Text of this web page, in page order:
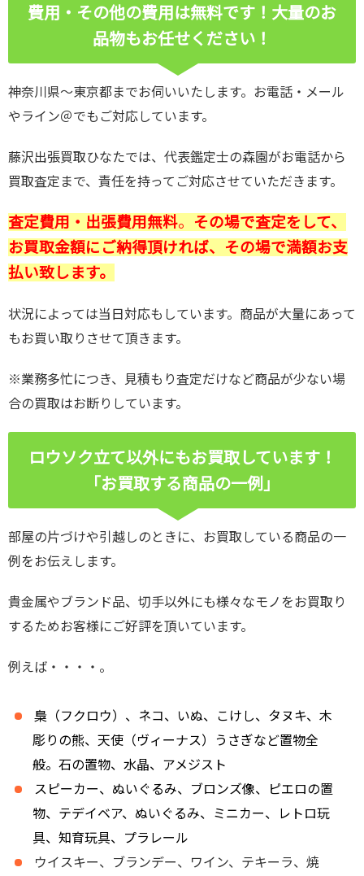
費用・その他の費用は無料です！ 大量のお
品物もお任せください！
神奈川県～東京都までお伺いいたします。お電話・メール
やライン＠でもご対応しています。
藤沢出張買取ひなたでは、代表鑑定士の森園がお電話から
買取査定まで、責任を持ってご対応させていただきます。
査定費用・出張費用無料。 その場で査定をして、
お買取金額にご納得頂ければ、その場で満額お支
払い致します。
状況によっては当日対応もしています。商品が大量にあって
もお買い取りさせて頂きます。
※業務多忙につき、見積もり査定だけなど商品が少ない場
合の買取はお断りしています。
ロウソク立て以外にもお買取しています！
「お買取する商品の一例」
部屋の片づけや引越しのときに、お買取している商品の一
例をお伝えします。
貴金属やブランド品、切手以外にも様々なモノをお買取り
するためお客様にご好評を頂いています。
例えば・・・・。
梟（フクロウ）、ネコ、いぬ、こけし、タヌキ、木
彫りの熊、天使（ヴィーナス）うさぎなど置物全
般。石の置物、水晶、アメジスト
スピーカー、ぬいぐるみ、ブロンズ像、ピエロの置
物、テデイベア、ぬいぐるみ、ミニカー、レトロ玩
具、知育玩具、プラレール
ウイスキー、ブランデー、ワイン、テキーラ、焼